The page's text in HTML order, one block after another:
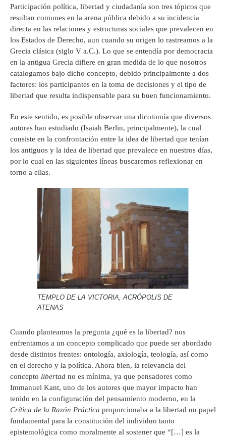
Participación política, libertad y ciudadanía son tres tópicos que
resultan comunes en la arena pública debido a su incidencia
directa en las relaciones y estructuras sociales que prevalecen en
los Estados de Derecho, aun cuando su origen lo rastreamos a la
Grecia clásica (siglo V a.C.). Lo que se entendía por democracia
en la antigua Grecia difiere en gran medida de lo que nosotros
catalogamos bajo dicho concepto, debido principalmente a dos
factores: los participantes en la toma de decisiones y el tipo de
libertad que resulta indispensable para su buen funcionamiento.
En este sentido, es posible observar una dicotomía que diversos
autores han estudiado (Isaiah Berlin, principalmente), la cual
consiste en la confrontación entre la idea de libertad que tenían
los antiguos y la idea de libertad que prevalece en nuestros días,
por lo cual en las siguientes líneas buscaremos reflexionar en
torno a ellas.
TEMPLO DE LA VICTORIA, ACRÓPOLIS DE
ATENAS
Cuando planteamos la pregunta ¿qué es la libertad? nos
enfrentamos a un concepto complicado que puede ser abordado
desde distintos frentes: ontología, axiología, teología, así como
en el derecho y la política. Ahora bien, la relevancia del
concepto libertad no es mínima, ya que pensadores como
Immanuel Kant, uno de los autores que mayor impacto han
tenido en la configuración del pensamiento moderno, en la
Crítica de la Razón Práctica proporcionaba a la libertad un papel
fundamental para la constitución del individuo tanto
epistemológica como moralmente al sostener que “[…] es la